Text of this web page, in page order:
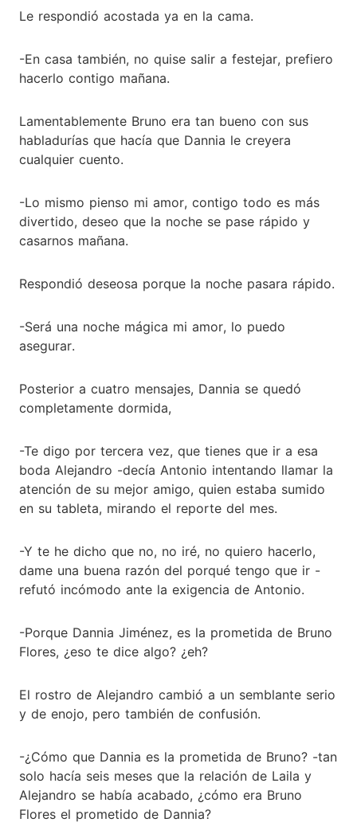
Le respondió acostada ya en la cama.
-En casa también, no quise salir a festejar, prefiero
hacerlo contigo mañana.
Lamentablemente Bruno era tan bueno con sus
habladurías que hacía que Dannia le creyera
cualquier cuento.
-Lo mismo pienso mi amor, contigo todo es más
divertido, deseo que la noche se pase rápido y
casarnos mañana.
Respondió deseosa porque la noche pasara rápido.
-Será una noche mágica mi amor, lo puedo
asegurar.
Posterior a cuatro mensajes, Dannia se quedó
completamente dormida,
-Te digo por tercera vez, que tienes que ir a esa
boda Alejandro -decía Antonio intentando llamar la
atención de su mejor amigo, quien estaba sumido
en su tableta, mirando el reporte del mes.
-Y te he dicho que no, no iré, no quiero hacerlo,
dame una buena razón del porqué tengo que ir -
refutó incómodo ante la exigencia de Antonio.
-Porque Dannia Jiménez, es la prometida de Bruno
Flores, ¿eso te dice algo? ¿eh?
El rostro de Alejandro cambió a un semblante serio
y de enojo, pero también de confusión.
-¿Cómo que Dannia es la prometida de Bruno? -tan
solo hacía seis meses que la relación de Laila y
Alejandro se había acabado, ¿cómo era Bruno
Flores el prometido de Dannia?